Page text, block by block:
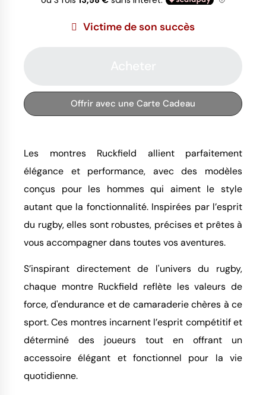
Victime de son succès
Offrir avec une Carte Cadeau
Les montres Ruckfield allient parfaitement
élégance et performance, avec des modèles
conçus pour les hommes qui aiment le style
autant que la fonctionnalité. Inspirées par l’esprit
du rugby, elles sont robustes, précises et prêtes à
vous accompagner dans toutes vos aventures.
S’inspirant directement de l'univers du rugby,
chaque montre Ruckfield reflète les valeurs de
force, d'endurance et de camaraderie chères à ce
sport. Ces montres incarnent l’esprit compétitif et
déterminé des joueurs tout en offrant un
accessoire élégant et fonctionnel pour la vie
quotidienne.